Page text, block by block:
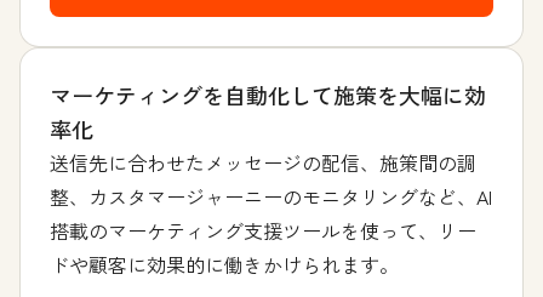
マーケティングを自動化して施策を大幅に効
率化
送信先に合わせたメッセージの配信、施策間の調
整、カスタマージャーニーのモニタリングなど、AI
搭載のマーケティング支援ツールを使って、リー
ドや顧客に効果的に働きかけられます。